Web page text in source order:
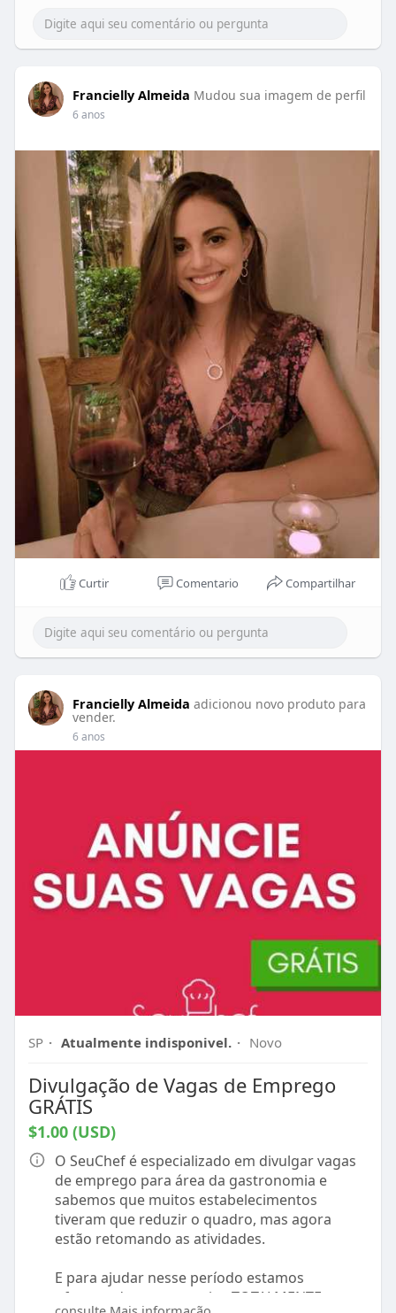
Francielly Almeida Mudou sua imagem de perfil
6 anos
Curtir Comentario Compartilhar
Francielly Almeida adicionou novo produto para
vender.
6 anos
SP · Atualmente indisponivel. · Novo
Divulgação de Vagas de Emprego
GRÁTIS
$1.00 (USD)
O SeuChef é especializado em divulgar vagas
de emprego para área da gastronomia e
sabemos que muitos estabelecimentos
tiveram que reduzir o quadro, mas agora
estão retomando as atividades.
E para ajudar nesse período estamos
oferecendo nosso serviço TOTALMENTE